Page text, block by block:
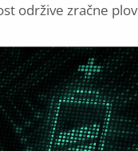
održive zračne